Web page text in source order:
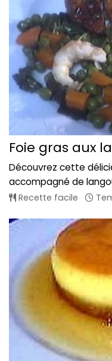
Foie gras aux
Découvrez cette
accompagné de
Recette facile